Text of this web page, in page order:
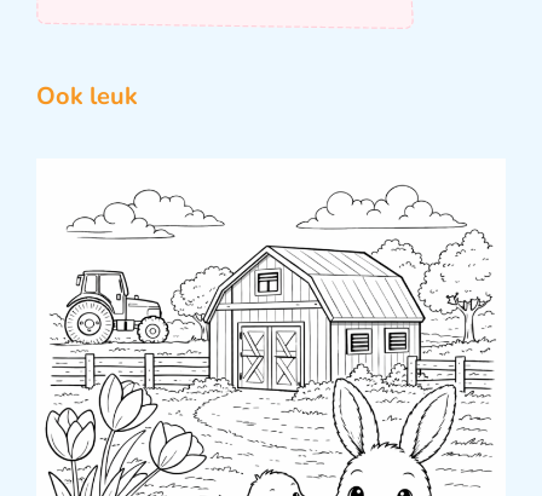
Ook leuk